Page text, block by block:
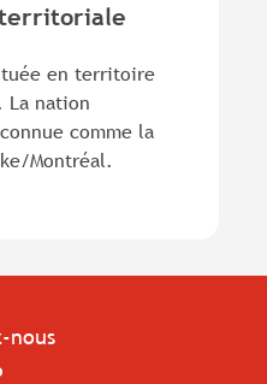
territoriale
en territoire
La nation
comme la
Montréal.
nous